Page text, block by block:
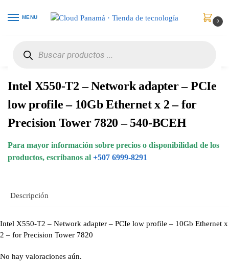
MENU
0
Intel X550-T2 – Network adapter – PCIe
low profile – 10Gb Ethernet x 2 – for
Precision Tower 7820 – 540-BCEH
Para mayor información sobre precios o disponibilidad de los
productos, escribanos al +507 6999-8291
Descripción
Intel X550-T2 – Network adapter – PCIe low profile – 10Gb Ethernet x
2 – for Precision Tower 7820
No hay valoraciones aún.